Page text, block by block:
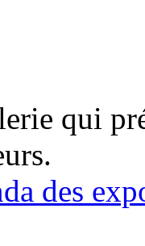
qui
des